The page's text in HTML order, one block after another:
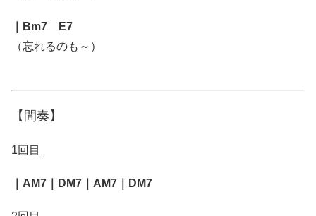
｜Bm7 E7
（忘れるのも～）
【間奏】
1回目
｜AM7｜DM7｜AM7｜DM7